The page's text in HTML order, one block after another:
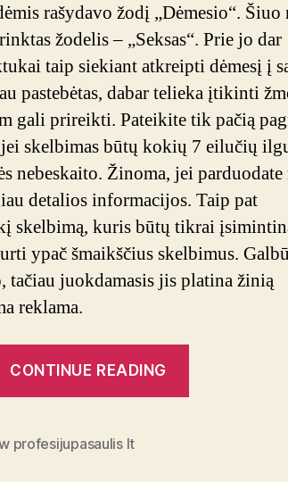
rašydavo žodį „Dėmesio“. Šiuo
žodelis – „Seksas“. Prie jo dar
taip siekiant atkreipti dėmesį į
pastebėtas, dabar telieka įtikinti
gali prireikti. Pateikite tik pačią
skelbimas būtų kokių 7 eilučių
nebeskaito. Žinoma, jei parduodate
detalios informacijos. Taip pat
skelbimą, kuris būtų tikrai
ypač šmaikščius skelbimus.
tačiau juokdamasis jis platina žinią
reklama.
CONTINUE READING
profesijupasaulis lt